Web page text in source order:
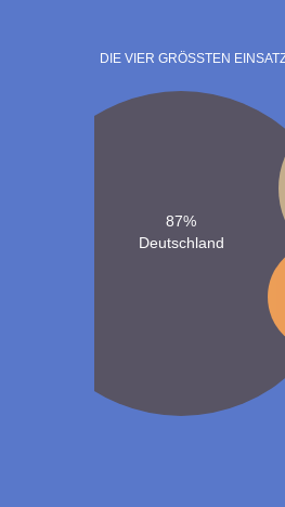
DIE VIER GRÖSSTEN
87%
Deutschland